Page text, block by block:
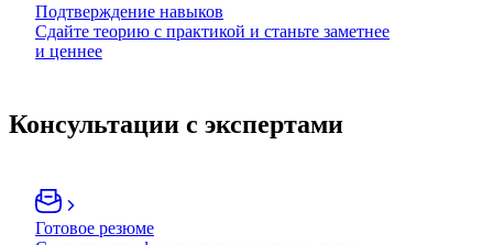
Подтверждение навыков
Сдайте теорию с практикой и станьте заметнее
и ценнее
Консультации с экспертами
Готовое резюме